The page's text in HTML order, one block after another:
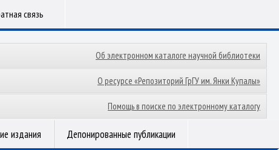
связь
Об электронном каталоге научной библиотеки
О ресурсе «Репозиторий ГрГУ им. Янки Купалы»
Помощь в поиске по электронному каталогу
издания Депонированные публикации